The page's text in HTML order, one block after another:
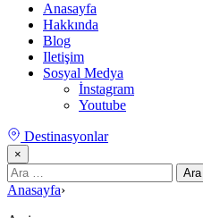
Anasayfa
Hakkında
Blog
Iletişim
Sosyal Medya
İnstagram
Youtube
Destinasyonlar
×
Arama:
Anasayfa›